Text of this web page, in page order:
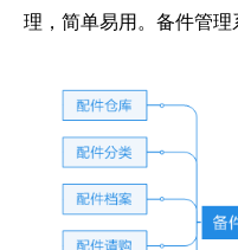
理，简单易用。备件管理